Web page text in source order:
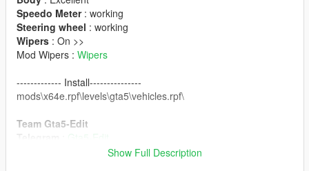
Speedo Meter: working
Steering wheel : working
Wipers : On >>
Mod Wipers : Wipers
------------- Install---------------
mods\x64e.rpf\levels\gta5\vehicles.rpf\
Team Gta5-Edit
Gta5-Edit
Show Full Description